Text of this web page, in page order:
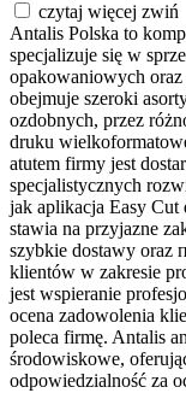
czytaj więcej zwiń
Antalis Polska to
specjalizuje się w
opakowaniowych
obejmuje szeroki
ozdobnych, przez
druku
atutem firmy jest
specjalistycznych
jak aplikacja Easy
stawia na przyjazne
szybkie dostawy oraz
klientów w zakresie
jest wspieranie
ocena zadowolenia
poleca firmę. Antalis
środowiskowe,
odpowiedzialność za